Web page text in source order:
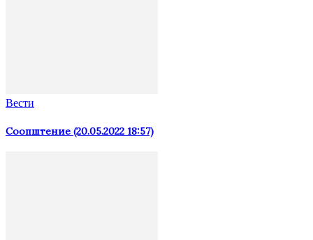
Вести
Соопштение (20.05.2022 18:57)